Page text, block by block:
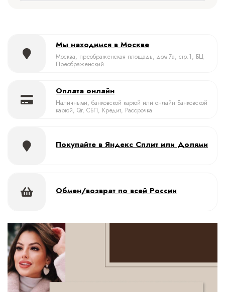
Мы находимся в Москве
Москва, преображенская площадь, дом 7а, стр.1, БЦ
Преображенский
Оплата онлайн
Наличными, банковской картой или онлайн Банковской
картой, Qr, СБП, Кредит, Рассрочка
Покупайте в Яндекс Сплит или Долями
Обмен/возврат по всей России